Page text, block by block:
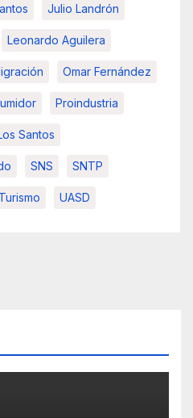
Julio Landrón
Leonardo Aguilera
Omar Fernández
Proindustria
Santos
SNS SNTP
Turismo UASD